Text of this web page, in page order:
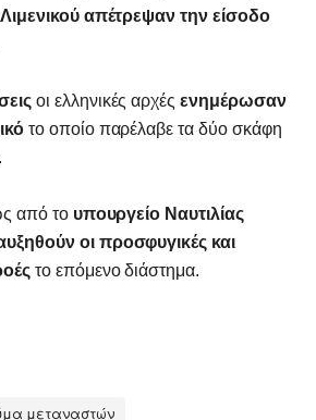
απέτρεψαν την είσοδο
οι ελληνικές αρχέςενημέρωσαν
το οποίο παρέλαβε τα δύο σκάφη
από το υπουργείο Ναυτιλίας
οι προσφυγικές και
το επόμενο διάστημα.
μεταναστών